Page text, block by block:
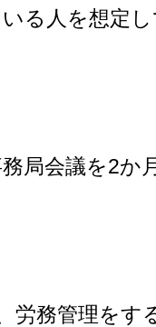
る人を想定
局会議を2か
労務管理をす